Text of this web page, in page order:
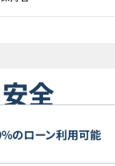
全
のローン利用可能